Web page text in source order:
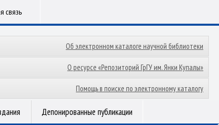
связь
Об электронном каталоге научной библиотеки
О ресурсе «Репозиторий ГрГУ им. Янки Купалы»
Помощь в поиске по электронному каталогу
Депонированные публикации